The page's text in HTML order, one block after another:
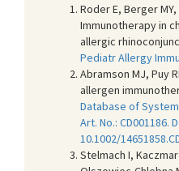
Roder E, Berger
Immunotherapy in
allergic
Pediatr Allergy
Abramson MJ, Puy
allergen
Database of
Art. No.: CD001186.
10.1002/
Stelmach I,